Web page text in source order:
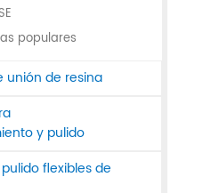
populares
unión de resina
y pulido
flexibles de